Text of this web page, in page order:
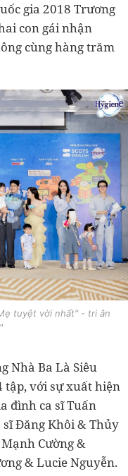
gia 2018 Trương
con gái nhận
cùng hàng trăm
tuyệt vời nhất" - tri ân
Nhà Ba Là Siêu
tập, với sự xuất hiện
đình ca sĩ Tuấn
sĩ Đăng Khôi & Thủy
Cường &
& Lucie Nguyễn.